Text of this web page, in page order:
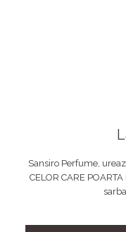
Sansiro Perfume,
CELOR CARE